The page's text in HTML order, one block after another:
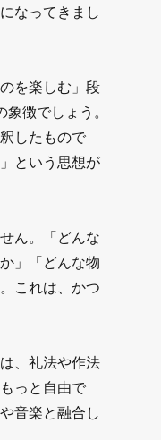
なってきまし
を楽しむ」段
徴でしょう。
したもので
という思想が
ん。「どんな
」「どんな物
これは、かつ
、礼法や作法
っと自由で
音楽と融合し